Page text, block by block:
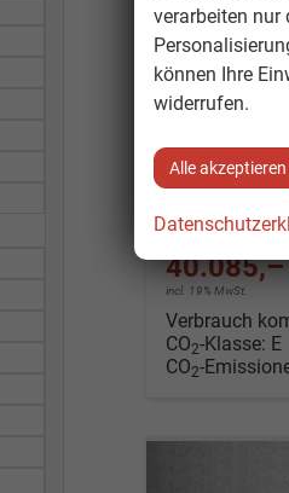
Fahrzeugnr. 867004
Kraftstoff Benzin
incl. 19% MwSt.
Verbrauch
CO2-Klasse: E
CO2-
verarbeiten nur
können Ihre
widerrufen.
Alle akzeptieren